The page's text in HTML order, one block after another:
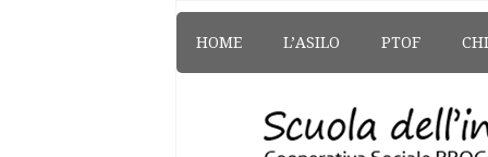
HOME L’ASILO PTOF